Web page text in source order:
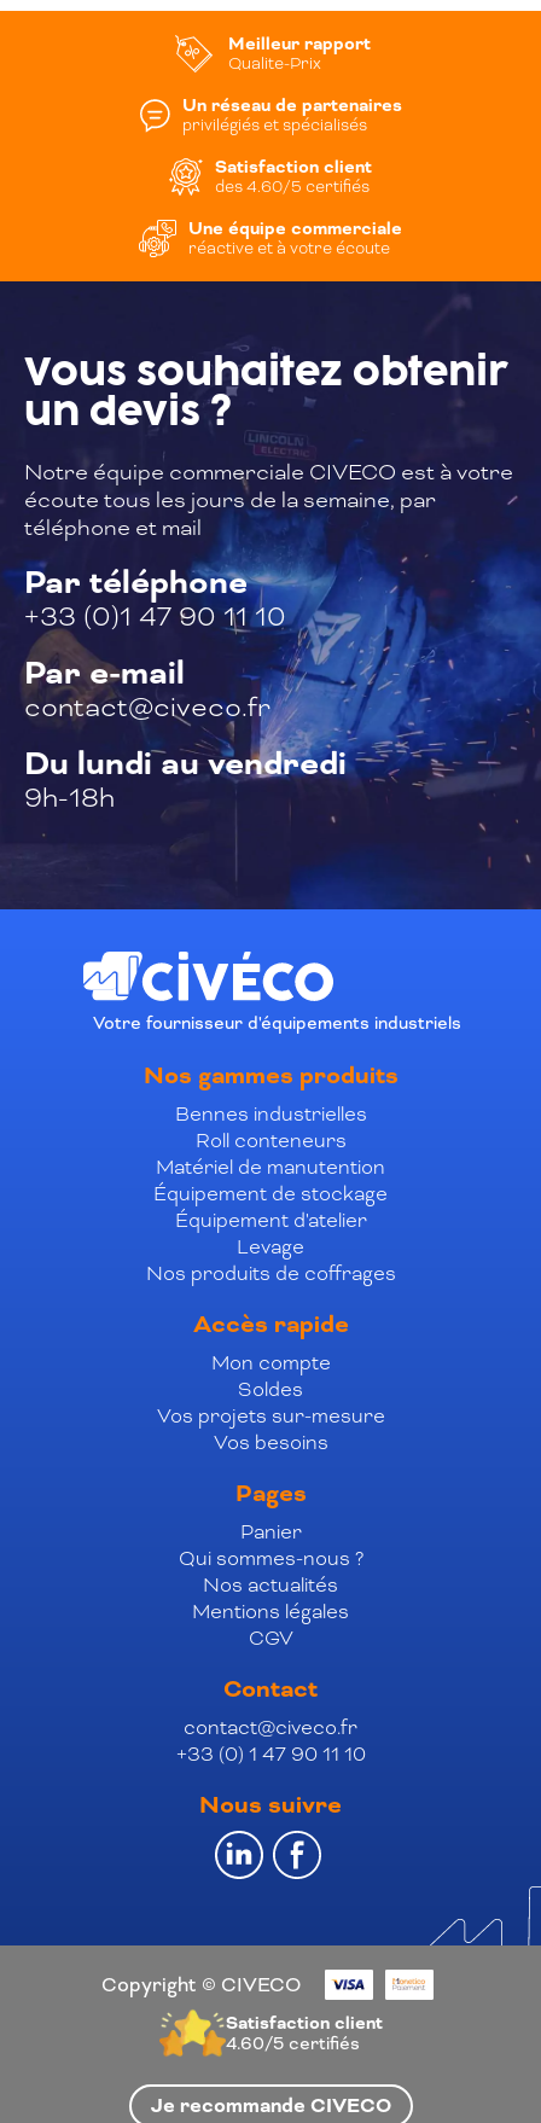
Meilleur rapport
Qualite-Prix
Un réseau de partenaires
privilégiés et spécialisés
Satisfaction client
des 4.60/5 certifiés
Une équipe commerciale
réactive et à votre écoute
Vous souhaitez obtenir
un devis ?
Notre équipe commerciale CIVECO est àvotre
écoute tous les jours de la semaine, par
téléphone et mail
Par téléphone
+33 (0)1 47 90 11 10
Par e-mail
contact@civeco.fr
Du lundi au vendredi
9h-18h
Votre fournisseur d'équipements industriels
Nos gammes produits
Bennes industrielles
Roll conteneurs
Matériel de manutention
Équipement de stockage
Équipement d'atelier
Levage
Nos produits de coffrages
Accès rapide
Mon compte
Soldes
Vos projets sur-mesure
Vos besoins
Pages
Panier
Qui sommes-nous ?
Nos actualités
Mentions légales
CGV
Contact
contact@civeco.fr
+33 (0) 1 47 90 11 10
Nous suivre
Copyright © CIVECO
Satisfaction client
4.60/5certifiés
Je recommande CIVECO